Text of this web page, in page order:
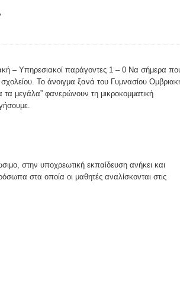
της Λίμνης Πλαστήρα από Ιταλούς και
– Υπηρεσιακοί παράγοντες 1 – 0 Να σήμερα
Το άνοιγμα ξανά του Γυμνασίου
τα μεγάλα” φανερώνουν τη μικροκομματική
στην υποχρεωτική εκπαίδευση ανήκει και
στα οποία οι μαθητές αναλίσκονται στις